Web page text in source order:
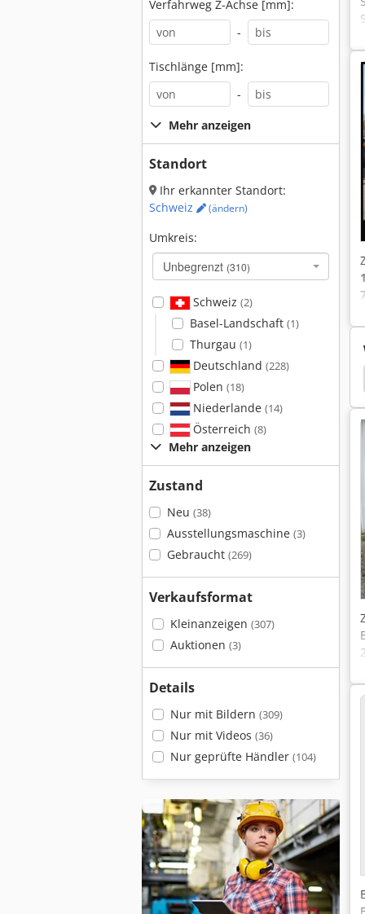
Verfahrweg Z-Achse [mm]:
-
Tischlänge [mm]:
-
Mehr anzeigen
Standort
Ihr erkannter Standort:
Schweiz
(ändern)
Umkreis:
Unbegrenzt (310)
Schweiz (2)
Basel-Landschaft (1)
Thurgau (1)
Deutschland (228)
Polen (18)
Niederlande (14)
Österreich (8)
Mehr anzeigen
Zustand
Neu (38)
Ausstellungsmaschine (3)
Gebraucht (269)
Verkaufsformat
Kleinanzeigen (307)
Auktionen (3)
Details
Nur mit Bildern (309)
Nur mit Videos (36)
Nur geprüfte Händler (104)
Förderband